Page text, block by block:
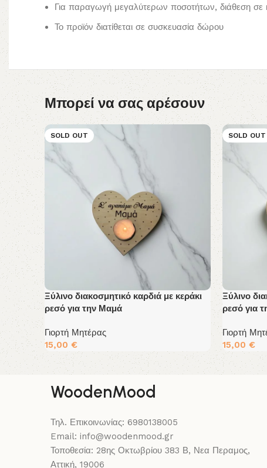
Για παραγωγή μεγαλύτερων ποσοτήτων, διάθεση σε
Το προϊόν διατίθεται σε συσκευασία δώρου
Μπορεί να σας αρέσουν
SOLD OUT
Ξύλινο διακοσμητικό καρδιά με κεράκι
ρεσό για την Μαμά
Γιορτή Μητέρας
15,00 €
Διαβάστε Περισσότερα
SOLD OUT
Ξύλινο
ρεσό για
Γιορτή
15,00 €
Διαβάστε
WoodenMood
Τηλ. Επικοινωνίας: 6980138005
Email: info@woodenmood.gr
Τοποθεσία: 28ης Οκτωβρίου 383 Β, Νεα Περαμος,
Αττική, 19006